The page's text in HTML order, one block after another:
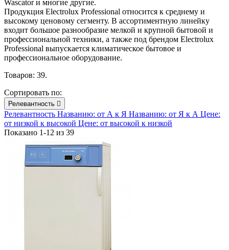
Wascator и многие другие.
Продукция Electrolux Professional относится к среднему и
высокому ценовому сегменту. В ассортиментную линейку
входит большое разнообразие мелкой и крупной бытовой и
профессиональной техники, а также под брендом Electrolux
Professional выпускается климатическое бытовое и
профессиональное оборудование.
Товаров: 39.
Сортировать по:
Релевантность 
Релевантность Названию: от А к Я Названию: от Я к А Цене:
от низкой к высокой Цене: от высокой к низкой
Показано 1-12 из 39